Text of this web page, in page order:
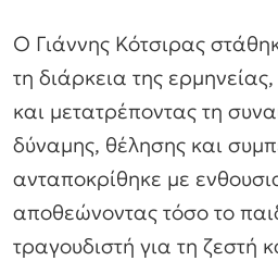
Ο Γιάννης Κότσιρας
τη διάρκεια της
και μετατρέποντας τη
δύναμης, θέλησης και
ανταποκρίθηκε με
αποθεώνοντας τόσο το
τραγουδιστή για τη ζεστή